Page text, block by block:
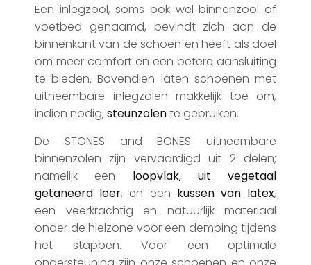
Een inlegzool, soms ook wel binnenzool of
voetbed genaamd, bevindt zich aan de
binnenkant van de schoen en heeft als doel
om meer comfort en een betere aansluiting
te bieden. Bovendien laten schoenen met
uitneembare inlegzolen makkelijk toe om,
indien nodig, steunzolente gebruiken.
De STONES and BONES uitneembare
binnenzolen zijn vervaardigd uit 2 delen;
namelijk een loopvlak, uit vegetaal
getaneerd leer, en een kussen van latex,
een veerkrachtig en natuurlijk materiaal
onder de hielzone voor een demping tijdens
het stappen. Voor een optimale